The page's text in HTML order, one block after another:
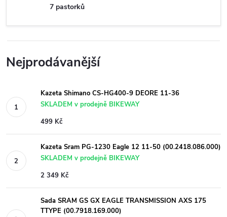
7 pastorků
Nejprodávanější
Kazeta Shimano CS-HG400-9 DEORE 11-36
SKLADEM v prodejně BIKEWAY
499 Kč
Kazeta Sram PG-1230 Eagle 12 11-50 (00.2418.086.000)
SKLADEM v prodejně BIKEWAY
2 349 Kč
Sada SRAM GS GX EAGLE TRANSMISSION AXS 175
TTYPE (00.7918.169.000)